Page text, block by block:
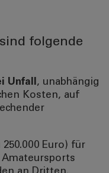
folgende
Unfall, unabhängig
Kosten, auf
250.000 Euro) für
Amateursports